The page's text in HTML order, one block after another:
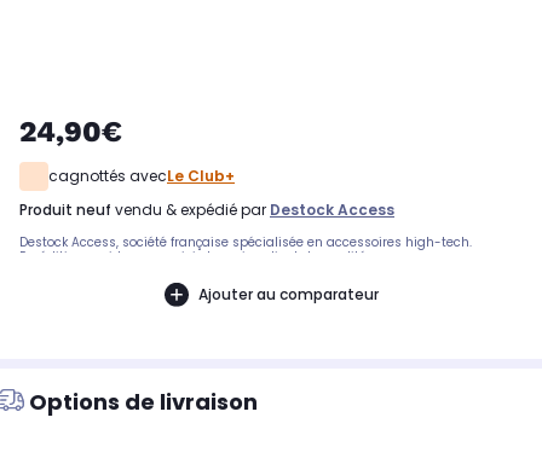
24,90€
cagnottés avecLe Club+
produit neuf vendu & expédié par Destock Access
Destock Access, société française spécialisée en accessoires high-tech.
Expédition rapide avec suivi et service client de qualité.
Ajouter au comparateur
Options de livraison